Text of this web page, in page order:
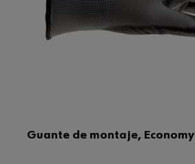
Guante de montaje, Economy